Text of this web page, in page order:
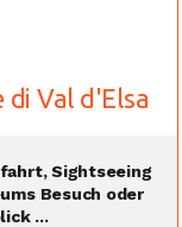
di Val d'Elsa
Sightseeing
Besuch oder
...